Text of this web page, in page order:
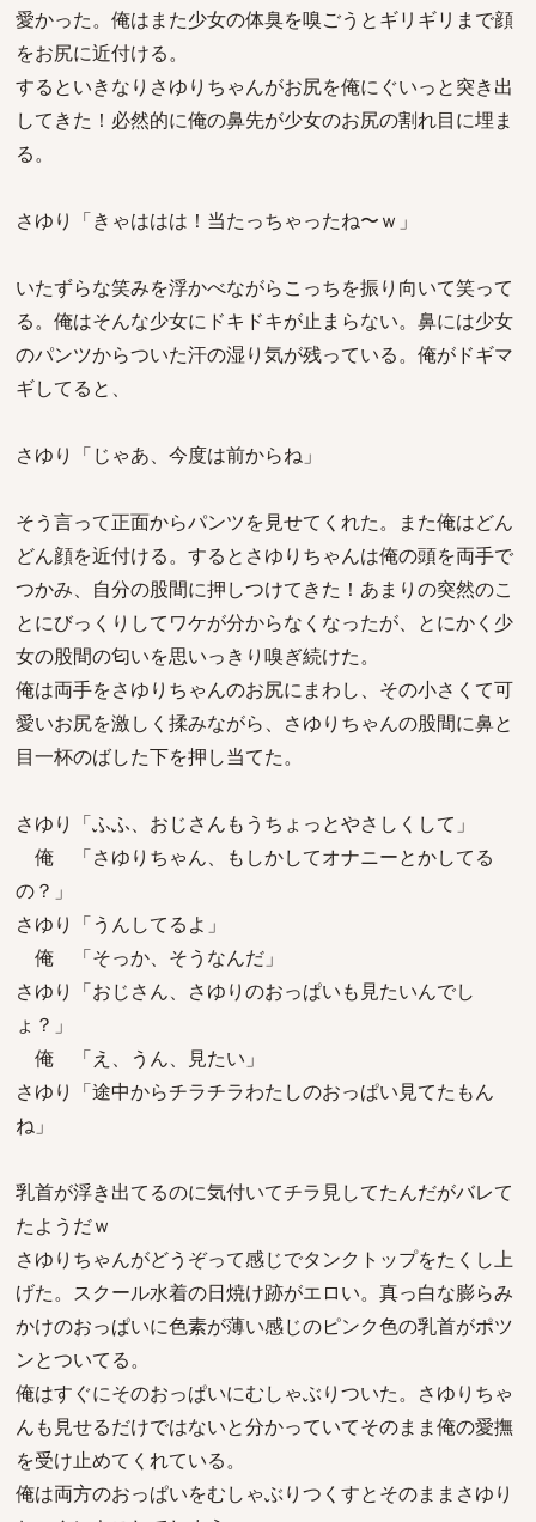
愛かった。俺はまた少女の体臭を嗅ごうとギリギリまで顔
をお尻に近付ける。
するといきなりさゆりちゃんがお尻を俺にぐいっと突き出
してきた！必然的に俺の鼻先が少女のお尻の割れ目に埋ま
る。
さゆり「きゃははは！当たっちゃったね〜ｗ」
いたずらな笑みを浮かべながらこっちを振り向いて笑って
る。俺はそんな少女にドキドキが止まらない。鼻には少女
のパンツからついた汗の湿り気が残っている。俺がドギマ
ギしてると、
さゆり「じゃあ、今度は前からね」
そう言って正面からパンツを見せてくれた。また俺はどん
どん顔を近付ける。するとさゆりちゃんは俺の頭を両手で
つかみ、自分の股間に押しつけてきた！あまりの突然のこ
とにびっくりしてワケが分からなくなったが、とにかく少
女の股間の匂いを思いっきり嗅ぎ続けた。
俺は両手をさゆりちゃんのお尻にまわし、その小さくて可
愛いお尻を激しく揉みながら、さゆりちゃんの股間に鼻と
目一杯のばした下を押し当てた。
さゆり「ふふ、おじさんもうちょっとやさしくして」
俺 「さゆりちゃん、もしかしてオナニーとかしてる
の？」
さゆり「うんしてるよ」
俺 「そっか、そうなんだ」
さゆり「おじさん、さゆりのおっぱいも見たいんでし
ょ？」
俺 「え、うん、見たい」
さゆり「途中からチラチラわたしのおっぱい見てたもん
ね」
乳首が浮き出てるのに気付いてチラ見してたんだがバレて
たようだｗ
さゆりちゃんがどうぞって感じでタンクトップをたくし上
げた。スクール水着の日焼け跡がエロい。真っ白な膨らみ
かけのおっぱいに色素が薄い感じのピンク色の乳首がポツ
ンとついてる。
俺はすぐにそのおっぱいにむしゃぶりついた。さゆりちゃ
んも見せるだけではないと分かっていてそのまま俺の愛撫
を受け止めてくれている。
俺は両方のおっぱいをむしゃぶりつくすとそのままさゆり